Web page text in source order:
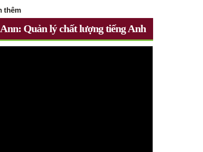
thêm
Quản lý chất lượng tiếng Anh